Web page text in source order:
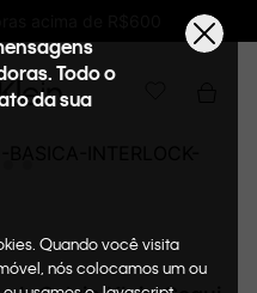
Todo o
da sua
Quando você visita
nós colocamos um ou